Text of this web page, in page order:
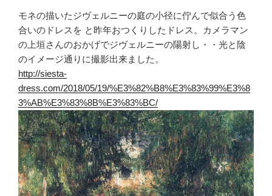
モネの描いたジヴェルニーの庭の小径に佇んで似合う色
合いのドレスを と昨年おつくりしたドレス。カメラマン
の上垣さんのおかげでジヴェルニーの陽射し・・光と陰
のイメージ通りに撮影出来ました。
http://siesta-
dress.com/2018/05/19/%E3%82%B8%E3%83%99%E3%8
3%AB%E3%83%8B%E3%83%BC/